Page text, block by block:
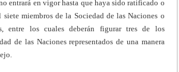
entrará en vigor hasta que haya sido ratificado o
siete miembros de la Sociedad de las Naciones o
entre los cuales deberán figurar tres de los
de las Naciones representados de una manera